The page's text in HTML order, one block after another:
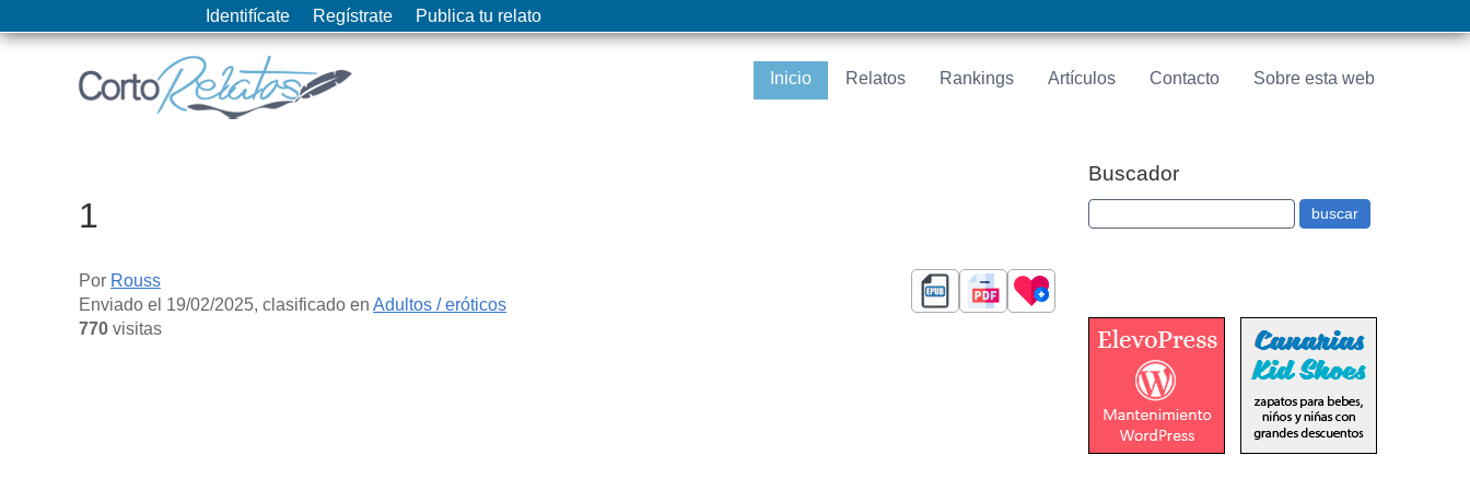
Identifícate Regístrate Publica tu relato
Inicio Relatos Rankings Artículos Contacto Sobre esta web
1
Por Rouss
Enviado el 19/02/2025, clasificado en Adultos / eróticos
770 visitas
Buscador